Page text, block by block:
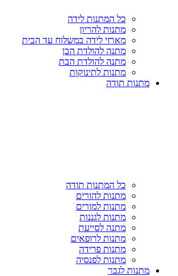
כל המתנות לידה
מתנות להריון
מארזי לידה במשלוח עד הבית
מתנה להולדת הבן
מתנה להולדת הבת
מתנות לתינוקות
מתנות תודה
כל המתנות תודה
מתנות להורים
מתנות למורים
מתנות לגננות
מתנה לסייעת
מתנות לרופאים
מתנות פרידה
מתנות לפנסיה
מתנות לגבר